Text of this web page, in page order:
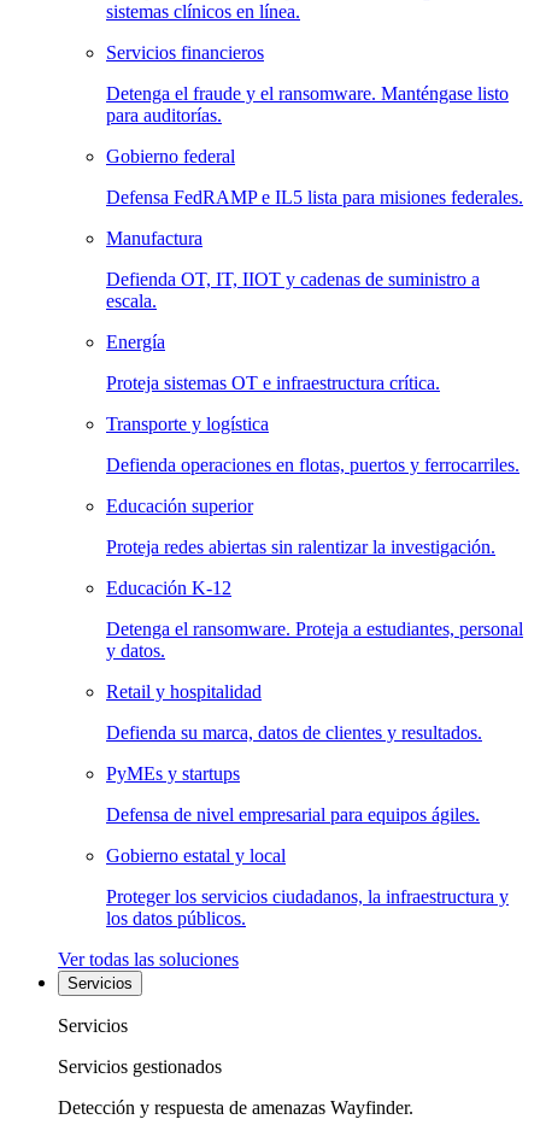
sistemas clínicos en línea.
Servicios financieros
Detenga el fraude y el ransomware. Manténgase listo
para auditorías.
Gobierno federal
Defensa FedRAMP e IL5 lista para misiones federales.
Manufactura
Defienda OT, IT, IIOT y cadenas de suministro a
escala.
Energía
Proteja sistemas OT e infraestructura crítica.
Transporte y logística
Defienda operaciones en flotas, puertos y ferrocarriles.
Educación superior
Proteja redes abiertas sin ralentizar la investigación.
Educación K-12
Detenga el ransomware. Proteja a estudiantes, personal
y datos.
Retail y hospitalidad
Defienda su marca, datos de clientes y resultados.
PyMEs y startups
Defensa de nivel empresarial para equipos ágiles.
Gobierno estatal y local
Proteger los servicios ciudadanos, la infraestructura y
los datos públicos.
Ver todas las soluciones
Servicios
Servicios
Servicios gestionados
Detección y respuesta de amenazas Wayfinder.